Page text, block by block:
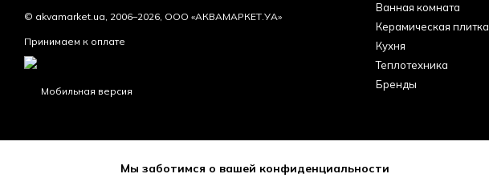
© akvamarket.ua, 2006–2026, ООО «АКВАМАРКЕТ.УА»
Принимаем к оплате
Мобильная версия
Ванная комната
Керамическая плитка
Кухня
Теплотехника
Бренды
Мы заботимся о вашей конфиденциальности